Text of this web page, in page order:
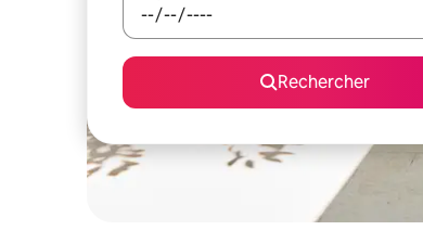
Rechercher